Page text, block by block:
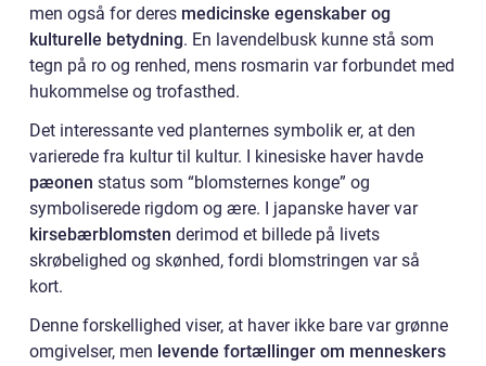
men også for deres medicinske egenskaber og
kulturelle betydning. En lavendelbusk kunne stå som
tegn på ro og renhed, mens rosmarin var forbundet med
hukommelse og trofasthed.
Det interessante ved planternes symbolik er, at den
varierede fra kultur til kultur. I kinesiske haver havde
pæonen status som “blomsternes konge” og
symboliserede rigdom og ære. I japanske haver var
kirsebærblomsten derimod et billede på livets
skrøbelighed og skønhed, fordi blomstringen var så
kort.
Denne forskellighed viser, at haver ikke bare var grønne
omgivelser, men levende fortællinger om menneskers